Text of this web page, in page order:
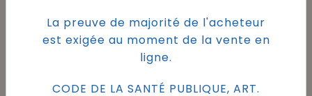
vapeur trop faible par rapport à votre
aspiration qui est plus forte, cela peut
générer une pression dans le réservoir.
La preuve de majorité de l'acheteur
est exigée au moment de la vente en
ligne.
CODE DE LA SANTÉ PUBLIQUE, ART.